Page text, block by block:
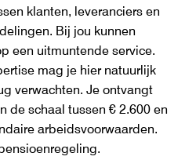
klanten, leveranciers en
Bij jou kunnen
een uitmuntende service.
mag je hier natuurlijk
verwachten. Je ontvangt
de schaal tussen € 2.600 en
arbeidsvoorwaarden.